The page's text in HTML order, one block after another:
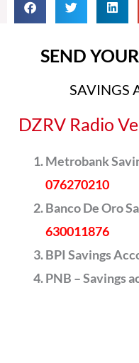
SEND
SAVINGS
DZRV Radio
Metrobank
076270210
Banco De Oro
630011876
BPI Savings
PNB – Savings